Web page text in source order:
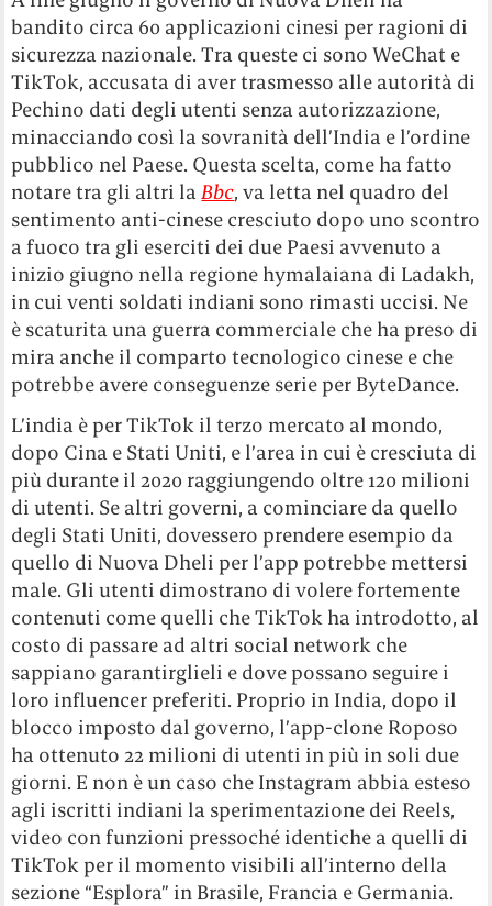
bandito circa 60 applicazioni cinesi per ragioni di
sicurezza nazionale. Tra queste ci sono WeChat e
TikTok, accusata di aver trasmesso alle autorità di
Pechino dati degli utenti senza autorizzazione,
minacciando così la sovranità dell’India e l’ordine
pubblico nel Paese. Questa scelta, come ha fatto
notare tra gli altri la Bbc, va letta nel quadro del
sentimento anti-cinese cresciuto dopo uno scontro
a fuoco tra gli eserciti dei due Paesi avvenuto a
inizio giugno nella regione hymalaiana di Ladakh,
in cui venti soldati indiani sono rimasti uccisi. Ne
è scaturita una guerra commerciale che ha preso di
mira anche il comparto tecnologico cinese e che
potrebbe avere conseguenze serie per ByteDance.
L’india è per TikTok il terzo mercato al mondo,
dopo Cina e Stati Uniti, e l’area in cui è cresciuta di
più durante il 2020 raggiungendo oltre 120 milioni
di utenti. Se altri governi, a cominciare da quello
degli Stati Uniti, dovessero prendere esempio da
quello di Nuova Dheli per l’app potrebbe mettersi
male. Gli utenti dimostrano di volere fortemente
contenuti come quelli che TikTok ha introdotto, al
costo di passare ad altri social network che
sappiano garantirglieli e dove possano seguire i
loro influencer preferiti. Proprio in India, dopo il
blocco imposto dal governo, l’app-clone Roposo
ha ottenuto 22 milioni di utenti in più in soli due
giorni. E non è un caso che Instagram abbia esteso
agli iscritti indiani la sperimentazione dei Reels,
video con funzioni pressoché identiche a quelli di
TikTok per il momento visibili all’interno della
sezione “Esplora” in Brasile, Francia e Germania.